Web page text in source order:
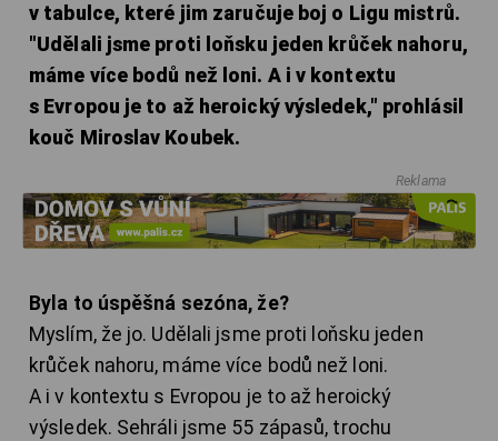
v tabulce, které jim zaručuje boj o Ligu mistrů.
"Udělali jsme proti loňsku jeden krůček nahoru,
máme více bodů než loni. A i v kontextu
s Evropou je to až heroický výsledek," prohlásil
kouč Miroslav Koubek.
Reklama
Byla to úspěšná sezóna, že?
Myslím, že jo. Udělali jsme proti loňsku jeden
krůček nahoru, máme více bodů než loni.
A i v kontextu s Evropou je to až heroický
výsledek. Sehráli jsme 55 zápasů, trochu